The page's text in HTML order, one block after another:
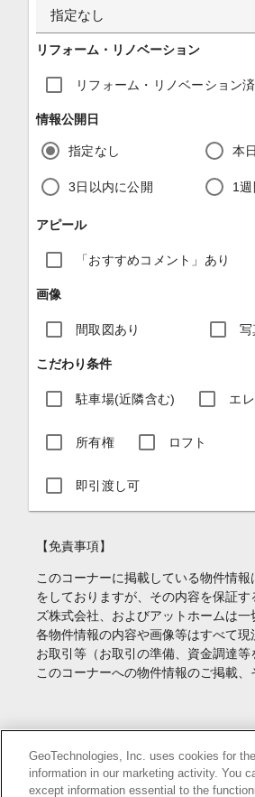
指定なし
リフォーム・リノベーション
リフォーム・リノベーション
情報公開日
指定なし 本
3日以内に公開 1
アピール
「おすすめコメント」あり
画像
間取図あり 写
こだわり条件
駐車場(近隣含む) エ
所有権 ロフト
即引渡し可
【免責事項】
このコーナーに掲載している物件情
をしておりますが、その内容を保証
ズ株式会社、およびアットホームは一
各物件情報の内容や画像等はすべて現
お取引等（お取引の準備、資金調達
このコーナーへの物件情報のご掲載
Copyright(c) At Home Co.,Ltd. このサイトに掲載し
本ページはプロモーションが含まれて
GeoTechnologies, Inc. uses cookies for
information in our marketing activity. You
except information essential to the